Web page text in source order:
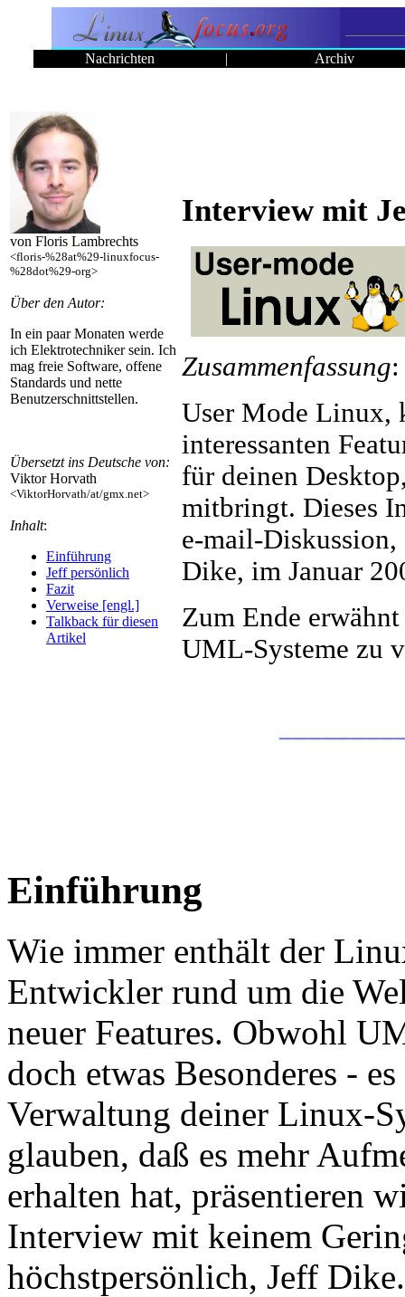
Nachrichten | Archiv
von Floris Lambrechts
<floris-%28at%29-linuxfocus-
%28dot%29-org>
Über den Autor:
In ein paar Monaten werde
ich Elektrotechniker sein. Ich
mag freie Software, offene
Standards und nette
Benutzerschnittstellen.
Übersetzt ins Deutsche von:
Viktor Horvath
<ViktorHorvath/at/gmx.net>
Inhalt:
Einführung
Jeff persönlich
Fazit
Verweise [engl.]
Talkback für diesen
Artikel
Interview mit
Zusammenfassung:
User Mode Linux,
interessanten
für deinen
mitbringt. Dieses
e-mail-
Dike, im Januar
Zum Ende
UML-Systeme zu
Einführung
Wie immer enthält der
Entwickler rund um die
neuer Features. Obwohl
doch etwas Besonderes -
Verwaltung deiner Linux-
glauben, daß es mehr
erhalten hat, präsentieren
Interview mit keinem
höchstpersönlich, Jeff Dike.